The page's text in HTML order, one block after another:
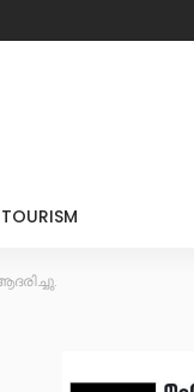
TOURISM